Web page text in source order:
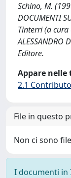
Schino, M.
DOCUMENTI
Tinterri (a cura
ALESSANDRO
Editore.
Appare nelle
2.1
File in questo
Non ci sono
I documenti in